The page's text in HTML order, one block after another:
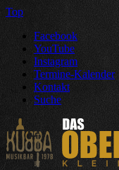
Top
Facebook
YouTube
Instagram
Termine-Kalender
Kontakt
Suche